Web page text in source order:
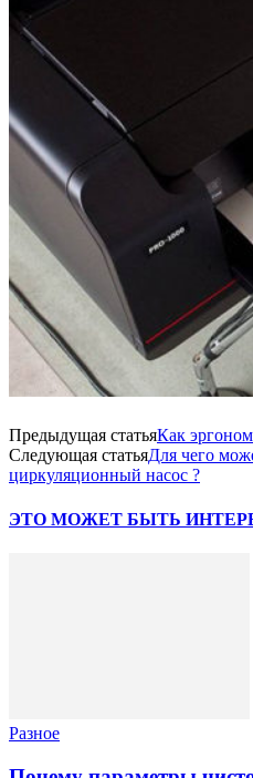
Предыдущая статьяКак
Следующая статьяДля чего
циркуляционный насос ?
ЭТО МОЖЕТ БЫТЬ
Разное